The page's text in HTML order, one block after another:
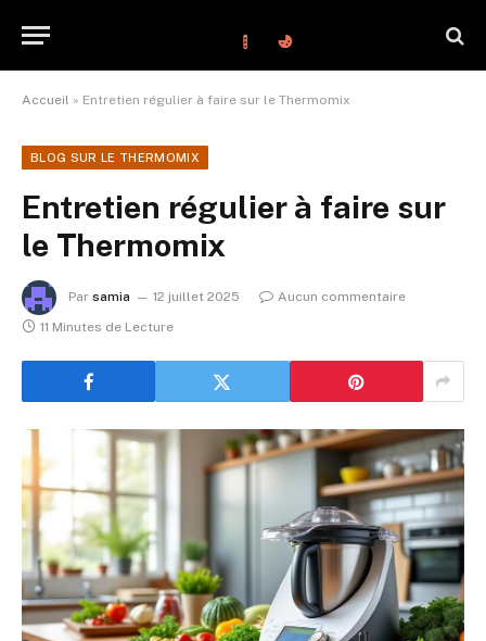
Accueil » Entretien régulier à faire sur le Thermomix
BLOG SUR LE THERMOMIX
Entretien régulier à faire sur
le Thermomix
Par samia 12 juillet 2025
Aucun commentaire
11 Minutes de Lecture